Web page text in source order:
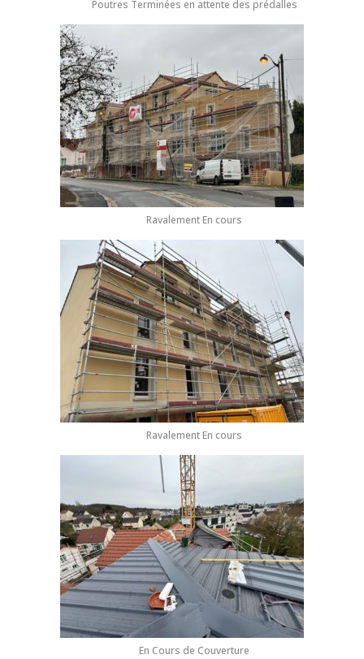
Poutres Terminées en attente des prédalles
Ravalement En cours
Ravalement En cours
En Cours de Couverture